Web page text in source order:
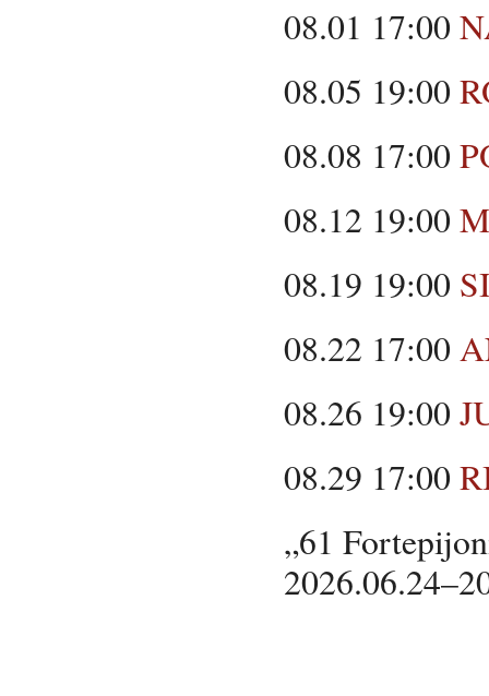
08.01 17:00
08.05 19:00
08.08 17:00
08.12 19:00
08.19 19:00
08.22 17:00
08.26 19:00
08.29 17:00
„61